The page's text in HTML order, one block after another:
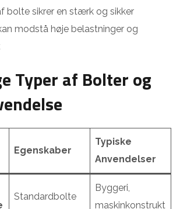
bolte sikrer en stærk og sikker
modstå høje belastninger og
Typer af Bolter og
Egenskaber
Typiske
Anvendelser
Standardbolte
Byggeri,
maskinkonstrukt